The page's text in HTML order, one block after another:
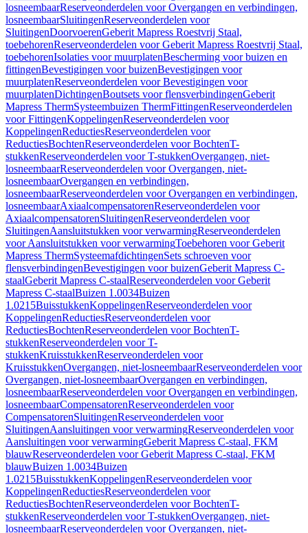
losneembaarReserveonderdelen voor Overgangen en verbindingen,
losneembaarSluitingenReserveonderdelen voor
SluitingenDoorvoerenGeberit Mapress Roestvrij Staal,
toebehorenReserveonderdelen voor Geberit Mapress Roestvrij Staal,
toebehorenIsolaties voor muurplatenBescherming voor buizen en
fittingenBevestigingen voor buizenBevestigingen voor
muurplatenReserveonderdelen voor Bevestigingen voor
muurplatenDichtingenBoutsets voor flensverbindingenGeberit
Mapress ThermSysteembuizen ThermFittingenReserveonderdelen
voor FittingenKoppelingenReserveonderdelen voor
KoppelingenReductiesReserveonderdelen voor
ReductiesBochtenReserveonderdelen voor BochtenT-
stukkenReserveonderdelen voor T-stukkenOvergangen, niet-
losneembaarReserveonderdelen voor Overgangen, niet-
losneembaarOvergangen en verbindingen,
losneembaarReserveonderdelen voor Overgangen en verbindingen,
losneembaarAxiaalcompensatorenReserveonderdelen voor
AxiaalcompensatorenSluitingenReserveonderdelen voor
SluitingenAansluitstukken voor verwarmingReserveonderdelen
voor Aansluitstukken voor verwarmingToebehoren voor Geberit
Mapress ThermSysteemafdichtingenSets schroeven voor
flensverbindingenBevestigingen voor buizenGeberit Mapress C-
staalGeberit Mapress C-staalReserveonderdelen voor Geberit
Mapress C-staalBuizen 1.0034Buizen
1.0215BuisstukkenKoppelingenReserveonderdelen voor
KoppelingenReductiesReserveonderdelen voor
ReductiesBochtenReserveonderdelen voor BochtenT-
stukkenReserveonderdelen voor T-
stukkenKruisstukkenReserveonderdelen voor
KruisstukkenOvergangen, niet-losneembaarReserveonderdelen voor
Overgangen, niet-losneembaarOvergangen en verbindingen,
losneembaarReserveonderdelen voor Overgangen en verbindingen,
losneembaarCompensatorenReserveonderdelen voor
CompensatorenSluitingenReserveonderdelen voor
SluitingenAansluitingen voor verwarmingReserveonderdelen voor
Aansluitingen voor verwarmingGeberit Mapress C-staal, FKM
blauwReserveonderdelen voor Geberit Mapress C-staal, FKM
blauwBuizen 1.0034Buizen
1.0215BuisstukkenKoppelingenReserveonderdelen voor
KoppelingenReductiesReserveonderdelen voor
ReductiesBochtenReserveonderdelen voor BochtenT-
stukkenReserveonderdelen voor T-stukkenOvergangen, niet-
losneembaarReserveonderdelen voor Overgangen, niet-